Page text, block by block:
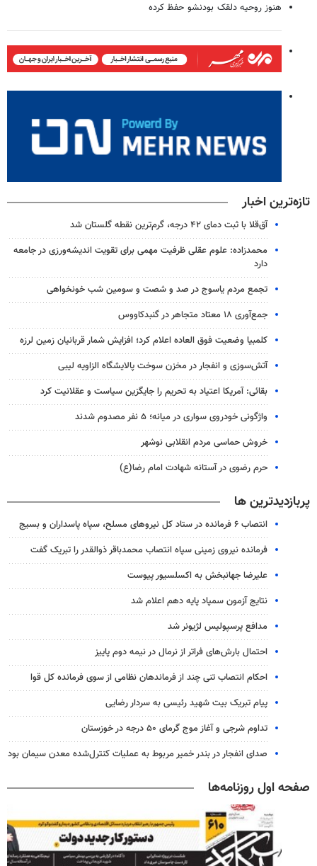
هنوز روحیه دلقک بودنشو حفظ کرده
تازه‌ترین اخبار
آق‌قلا با ثبت دمای ۴۲ درجه، گرم‌ترین نقطه گلستان شد
محمدزاده: علوم عقلی ظرفیت مهمی برای تقویت اندیشه‌ورزی در جامعه
دارد
تجمع مردم یاسوج در صد و شصت و سومین شب خونخواهی
جمع‌آوری ۱۸ معتاد متجاهر در گنبدکاووس
کلمبیا وضعیت فوق العاده اعلام کرد؛ افزایش شمار قربانیان زمین لرزه
آتش‌سوزی و انفجار در مخزن سوخت پالایشگاه الزاویه لیبی
بقائی: آمریکا اعتیاد به تحریم را جایگزین سیاست و عقلانیت کرد
واژگونی خودروی سواری در میانه؛ ۵ نفر مصدوم شدند
خروش حماسی مردم انقلابی نوشهر
حرم رضوی در آستانه شهادت امام رضا(ع)
پربازدیدترین ها
انتصاب ۶ فرمانده در ستاد کل نیروهای مسلح، سپاه پاسداران و بسیج
فرمانده نیروی زمینی سپاه انتصاب محمدباقر ذوالقدر را تبریک گفت
علیرضا جهانبخش به اکسلسیور پیوست
نتایج آزمون سمپاد پایه دهم اعلام شد
مدافع پرسپولیس لژیونر شد
احتمال بارش‌های فراتر از نرمال در نیمه دوم پاییز
احکام انتصاب تنی چند از فرماندهان نظامی از سوی فرمانده کل قوا
پیام تبریک بیت شهید رئیسی به سردار رضایی
تداوم شرجی و آغاز موج گرمای ۵۰ درجه در خوزستان
صدای انفجار در بندر خمیر مربوط به عملیات کنترل‌شده معدن سیمان بود
صفحه اول روزنامه‌ها